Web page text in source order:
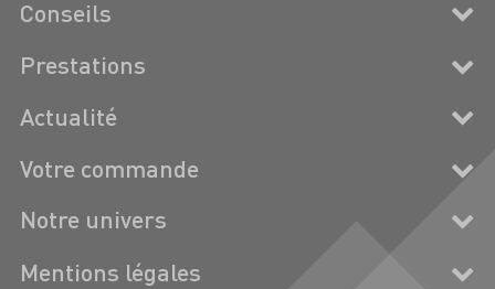
Conseils
Prestations
Actualité
Votre commande
Notre univers
Mentions légales